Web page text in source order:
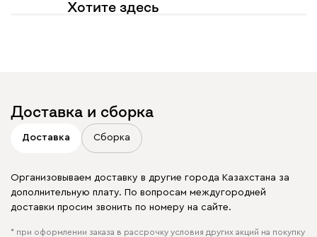
Хотите здесь
Доставка и сборка
Доставка Сборка
Организовываем доставку в другие города Казахстана за
дополнительную плату. По вопросам междугородней
доставки просим звонить по номеру на сайте.
* при оформлении заказа в рассрочку условия других акций на покупку